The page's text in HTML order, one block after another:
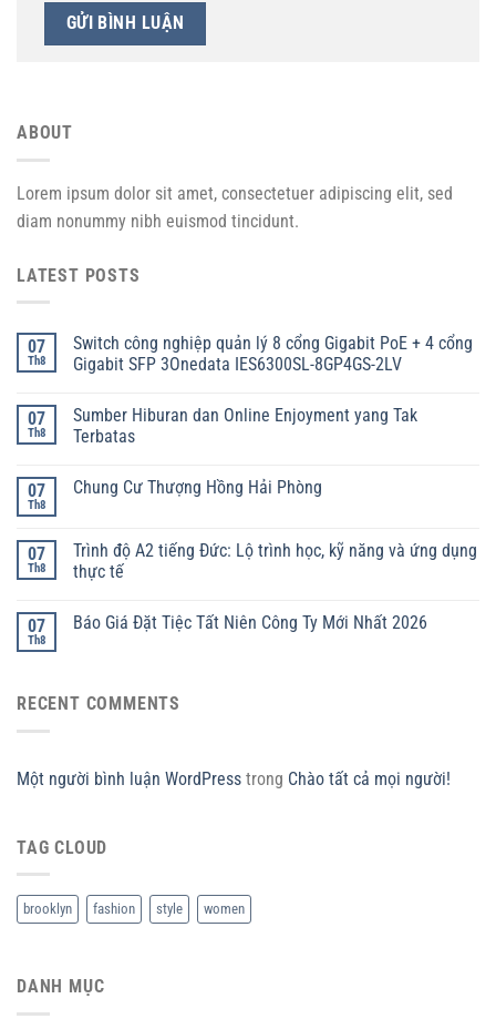
ABOUT
Lorem ipsum dolor sit amet, consectetuer adipiscing elit, sed
diam nonummy nibh euismod tincidunt.
LATEST POSTS
07
Th8
Switch công nghiệp quản lý 8 cổng Gigabit PoE + 4 cổng
Gigabit SFP 3Onedata IES6300SL-8GP4GS-2LV
07
Th8
Sumber Hiburan dan Online Enjoyment yang Tak
Terbatas
07
Th8
Chung Cư Thượng Hồng Hải Phòng
07
Th8
Trình độ A2 tiếng Đức: Lộ trình học, kỹ năng và ứng dụng
thực tế
07
Th8
Báo Giá Đặt Tiệc Tất Niên Công Ty Mới Nhất 2026
RECENT COMMENTS
Một người bình luận WordPress trong Chào tất cả mọi người!
TAG CLOUD
brooklyn fashion style women
DANH MỤC